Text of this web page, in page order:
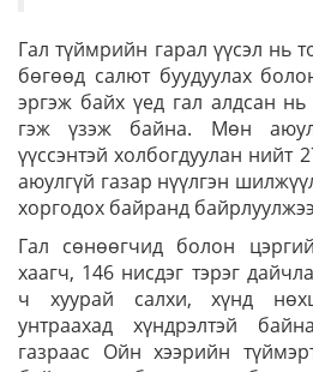
Гал түймрийн гарал үүсэл нь
бөгөөд салют буудуулах
эргэж байх үед гал алдсан
гэж үзэж байна. Мөн
үүссэнтэй холбогдуулан нийт
аюулгүй газар нүүлгэн
хоргодох байранд
Гал сөнөөгчид болон
хаагч, 146 нисдэг тэрэг
ч хуурай салхи, хүнд
унтраахад хүндрэлтэй
газраас Ойн хээрийн